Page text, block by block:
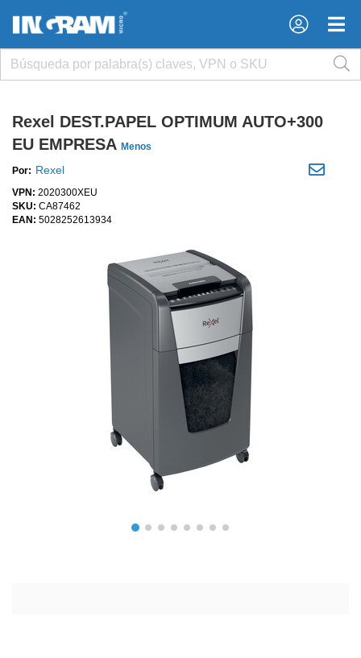
×
×
Rexel DEST.PAPEL OPTIMUM AUTO+300
EU EMPRESA Menos
Por: Rexel
VPN: 2020300XEU
SKU: CA87462
EAN: 5028252613934